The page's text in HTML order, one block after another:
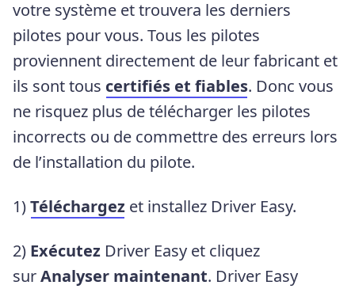
votre système et trouvera les derniers
pilotes pour vous. Tous les pilotes
proviennent directement de leur fabricant et
ils sont tous certifiés et fiables. Donc vous
ne risquez plus de télécharger les pilotes
incorrects ou de commettre des erreurs lors
de l’installation du pilote.
1)Téléchargez et installez Driver Easy.
2) Exécutez Driver Easy et cliquez
surAnalyser maintenant. Driver Easy